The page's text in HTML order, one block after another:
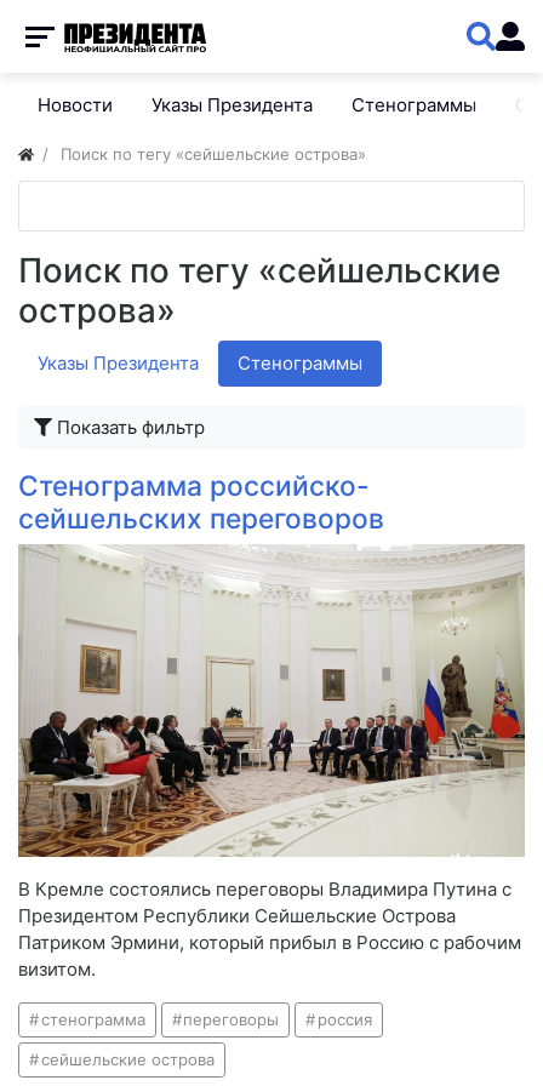
Новости Указы Президента Стенограммы
Поиск по тегу «сейшельские острова»
Поиск по тегу «сейшельские
острова»
Указы Президента Стенограммы
Показать фильтр
Стенограмма российско-
сейшельских переговоров
В Кремле состоялись переговоры Владимира Путина с
Президентом Республики Сейшельские Острова
Патриком Эрмини, который прибыл в Россию с рабочим
визитом.
стенограмма переговоры россия
сейшельские острова